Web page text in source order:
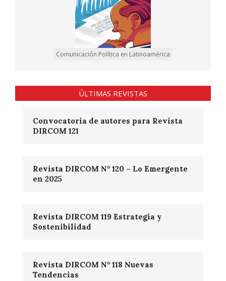
Comunicación Política en Latinoamérica
ÚLTIMAS REVISTAS
Convocatoria de autores para Revista
DIRCOM 121
Revista DIRCOM N° 120 – Lo Emergente
en 2025
Revista DIRCOM 119 Estrategia y
Sostenibilidad
Revista DIRCOM N° 118 Nuevas
Tendencias